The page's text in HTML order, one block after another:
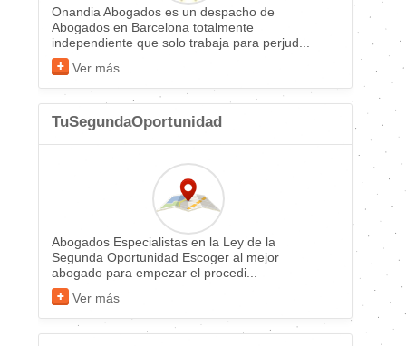
Onandia Abogados es un despacho de
Abogados en Barcelona totalmente
independiente que solo trabaja para perjud...
Ver más
TuSegundaOportunidad
Abogados Especialistas en la Ley de la
Segunda Oportunidad Escoger al mejor
abogado para empezar el procedi...
Ver más